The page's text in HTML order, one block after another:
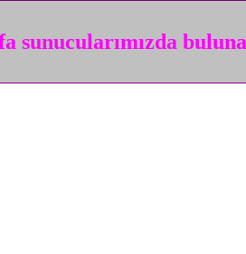
sunucularımızda